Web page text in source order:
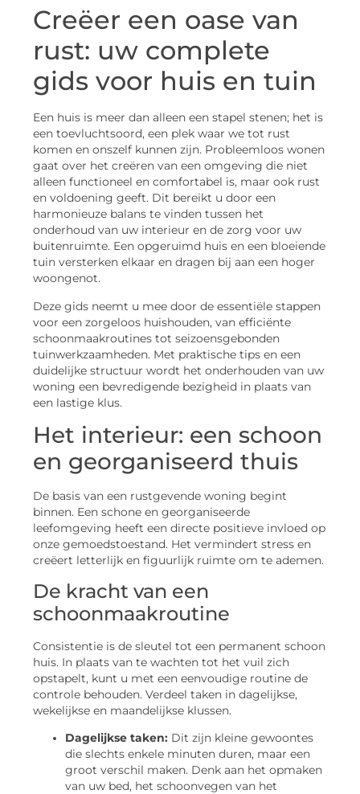
Creëer een oase van
rust: uw complete
gids voor huis en tuin
Een huis is meer dan alleen een stapel stenen; het is
een toevluchtsoord, een plek waar we tot rust
komen en onszelf kunnen zijn. Probleemloos wonen
gaat over het creëren van een omgeving die niet
alleen functioneel en comfortabel is, maar ook rust
en voldoening geeft. Dit bereikt u door een
harmonieuze balans te vinden tussen het
onderhoud van uw interieur en de zorg voor uw
buitenruimte. Een opgeruimd huis en een bloeiende
tuin versterken elkaar en dragen bij aan een hoger
woongenot.
Deze gids neemt u mee door de essentiële stappen
voor een zorgeloos huishouden, van efficiënte
schoonmaakroutines tot seizoensgebonden
tuinwerkzaamheden. Met praktische tips en een
duidelijke structuur wordt het onderhouden van uw
woning een bevredigende bezigheid in plaats van
een lastige klus.
Het interieur: een schoon
en georganiseerd thuis
De basis van een rustgevende woning begint
binnen. Een schone en georganiseerde
leefomgeving heeft een directe positieve invloed op
onze gemoedstoestand. Het vermindert stress en
creëert letterlijk en figuurlijk ruimte om te ademen.
De kracht van een
schoonmaakroutine
Consistentie is de sleutel tot een permanent schoon
huis. In plaats van te wachten tot het vuil zich
opstapelt, kunt u met een eenvoudige routine de
controle behouden. Verdeel taken in dagelijkse,
wekelijkse en maandelijkse klussen.
Dagelijkse taken: Dit zijn kleine gewoontes
die slechts enkele minuten duren, maar een
groot verschil maken. Denk aan het opmaken
van uw bed, het schoonvegen van het